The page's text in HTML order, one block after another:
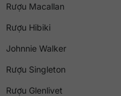
Rượu Macallan
Rượu Hibiki
Johnnie Walker
Rượu Singleton
Rượu Glenlivet